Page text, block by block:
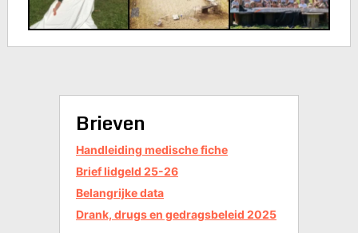
Brieven
Handleiding medische fiche
Brief lidgeld 25-26
Belangrijke data
Drank, drugs en gedragsbeleid 2025